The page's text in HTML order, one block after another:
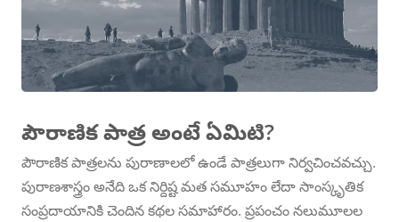
పౌరాణిక పాత్ర అంటే ఏమిటి?
పౌరాణిక పాత్రలను పురాణాలలో ఉండే పాత్రలుగా నిర్వచించవచ్చు.
పురాణశాస్త్రం అనేది ఒక నిర్దిష్ట మత సమూహం లేదా సాంస్కృతిక
సంప్రదాయానికి చెందిన కథల సమాహారం. ప్రపంచం నలుమూలల